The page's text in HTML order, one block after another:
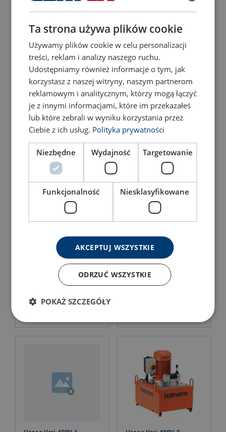
Подивитись товар
Ручний насос PA H 2
Подивитись товар
Holmatro
Подивитись товар
Насос Vari - 230V-1-
ступінчастий s SD
Насос Vari-230V-2-
ступінчастий W
POLISH
ENGLISH TRANSLATION
Ta strona używa plików cookie
Używamy plików cookie w celu personalizacji
treści, reklam i analizy naszego ruchu.
Udostępniamy również informacje o tym, jak
korzystasz z naszej witryny, naszym partnerom
reklamowym i analitycznym, którzy mogą łączyć
je z innymi informacjami, które im przekazałeś
lub które zebrali w wyniku korzystania przez
Ciebie z ich usług. Polityka prywatności
Niezbędne Wydajność Targetowanie
Funkcjonalność Niesklasyfikowane
AKCEPTUJ WSZYSTKIE
ODRZUĆ WSZYSTKIE
POKAŻ SZCZEGÓŁY